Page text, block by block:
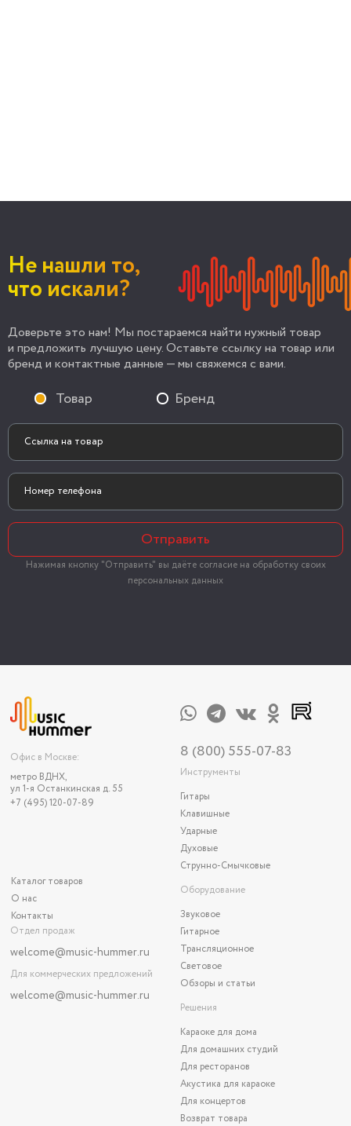
Не нашли то,
что искали?
Доверьте это нам! Мы постараемся найти нужный товар
и предложить лучшую цену. Оставьте ссылку на товар или
бренд и контактные данные — мы свяжемся с вами.
Товар Бренд
Отправить
Нажимая кнопку "Отправить" вы даёте согласие на обработку своих
персональных данных
Офис в Москве:
метро ВДНХ,
ул 1-я Останкинская д. 55
+7 (495) 120-07-89
Каталог товаров
О нас
Контакты
Отдел продаж
welcome@music-hummer.ru
Для коммерческих предложений
welcome@music-hummer.ru
8 (800) 555-07-83
Инструменты
Гитары
Клавишные
Ударные
Духовые
Струнно-Смычковые
Оборудование
Звуковое
Гитарное
Трансляционное
Световое
Обзоры и статьи
Решения
Караоке для дома
Для домашних студий
Для ресторанов
Акустика для караоке
Для концертов
Возврат товара